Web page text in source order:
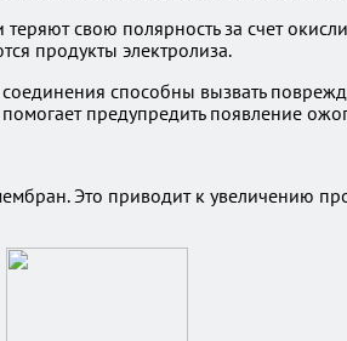
свою полярность за счет
продукты электролиза.
способны вызвать
предупредить появление
Это приводит к увеличению